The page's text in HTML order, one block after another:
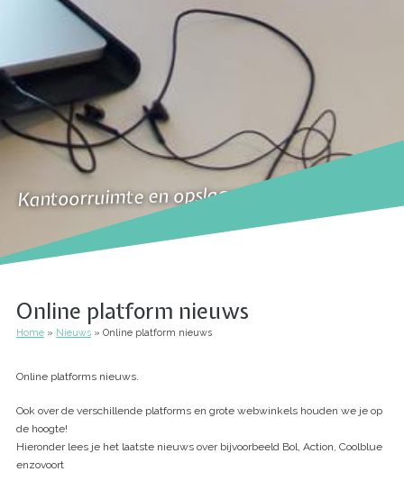
Kantoorruimte en opslagruimte te huur
Online platform nieuws
Kruimelpad
Home Nieuws Online platform nieuws
Online platforms nieuws.
Ook over de verschillende platforms en grote webwinkels houden we je op
de hoogte!
Hieronder lees je het laatste nieuws over bijvoorbeeld Bol, Action, Coolblue
enzovoort